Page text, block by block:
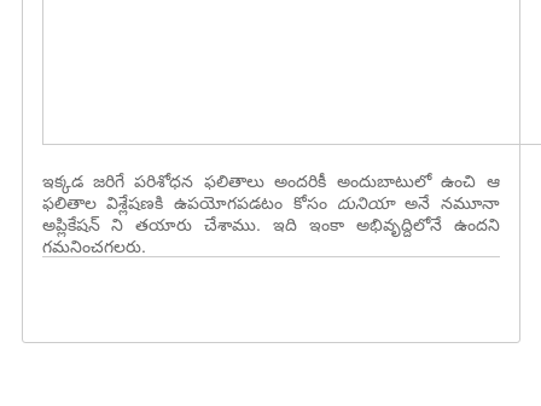
ఇక్కడ జరిగే పరిశోధన ఫలితాలు అందరికీ అందుబాటులో ఉంచి ఆ
ఫలితాల విశ్లేషణకి ఉపయోగపడటం కోసం దునియాఅనే నమూనా
అప్లికేషన్ ని తయారు చేశాము. ఇది ఇంకా అభివృద్దిలోనే ఉందని
గమనించగలరు.